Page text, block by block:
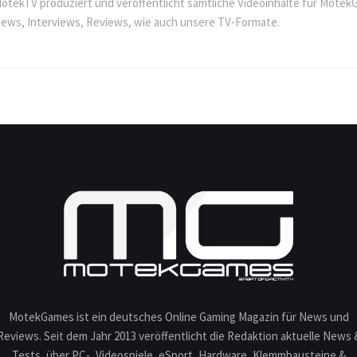
Interviews, Reviews, wie auch unsere TV-Formate.
MotekGames ist ein deutsches Online Gaming Magazin für News und
Seit dem Jahr 2013 veröffentlicht die Redaktion aktuelle News